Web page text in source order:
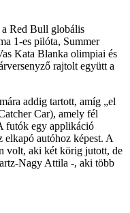
Red Bull globális
1-es pilóta, Summer
Kata Blanka olimpiai és
rajtolt együtt a
addig tartott, amíg „el
Car), amely fél
futók egy applikáció
elkapó autóhoz képest. A
volt, aki két körig jutott, de
Nagy Attila -, aki több